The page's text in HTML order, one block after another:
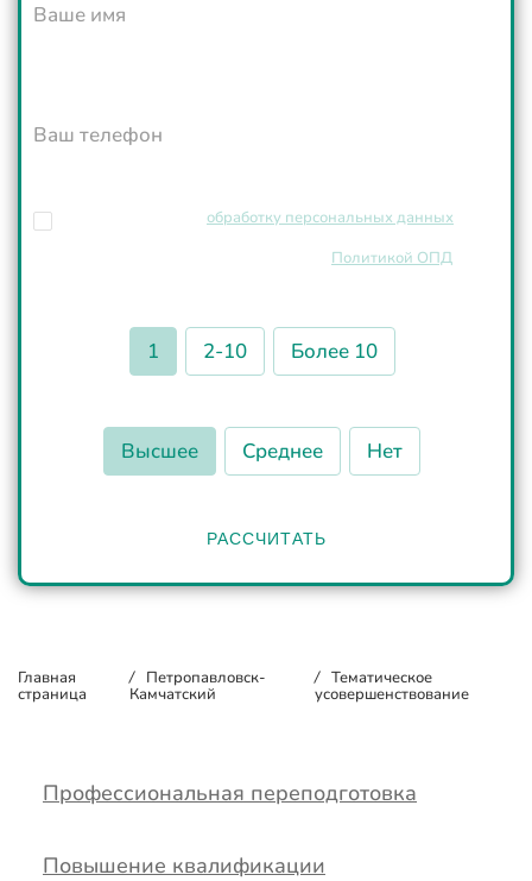
Ваше имя
Ваш телефон
1
2-10
Более 10
Высшее
Среднее Нет
обработку персональных данных
Политикой ОПД
РАССЧИТАТЬ
Главная
страница
/ Петропавловск-
Камчатский
/ Тематическое
усовершенствование
Профессиональная переподготовка
Повышение квалификации